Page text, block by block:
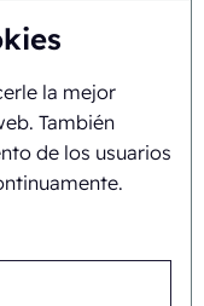
la mejor
También
de los usuarios